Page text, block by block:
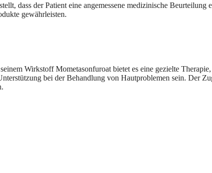
dass der Patient eine angemessene medizinische Beurteilung
gewährleisten.
Wirkstoff Mometasonfuroat bietet es eine gezielte
bei der Behandlung von Hautproblemen sein. Der